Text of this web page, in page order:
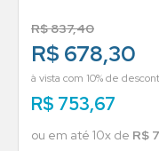
R$837,40
R$ 678,30
à vista com 10% de
R$ 753,67
ou em até 10x de R$